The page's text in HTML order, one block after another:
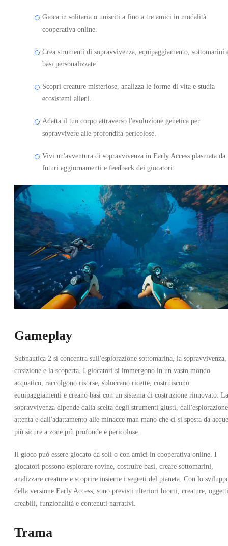
Gioca in solitaria o unisciti a fino a tre amici in modalità
cooperativa online.
Crea strumenti di sopravvivenza, equipaggiamento, sottomarini
basi personalizzate.
Scopri creature misteriose, analizza le forme di vita e studia
ecosistemi alieni.
Adatta il tuo corpo attraverso l'evoluzione genetica per
sopravvivere alle profondità pericolose.
Vivi un'avventura di sopravvivenza in Early Access plasmata da
futuri aggiornamenti e feedback dei giocatori.
Gameplay
Subnautica 2 si concentra sull'esplorazione sottomarina, la sopravvivenza,
creazione e la scoperta. I giocatori si immergono in un vasto mondo
acquatico, raccolgono risorse, sbloccano ricette, costruiscono
equipaggiamenti e creano basi con un sistema di costruzione rinnovato. La
sopravvivenza dipende dalla scelta degli strumenti giusti, dall'esplorazione
attenta e dall'adattamento alle minacce man mano che ci si sposta da acque
più sicure a zone più profonde e pericolose.
Il gioco può essere giocato da soli o con amici in cooperativa online. I
giocatori possono esplorare rovine, costruire basi, creare sottomarini,
analizzare creature e scoprire insieme i segreti del pianeta. Con lo
della versione Early Access, sono previsti ulteriori biomi, creature, oggetti
creabili, funzionalità e contenuti narrativi.
Trama